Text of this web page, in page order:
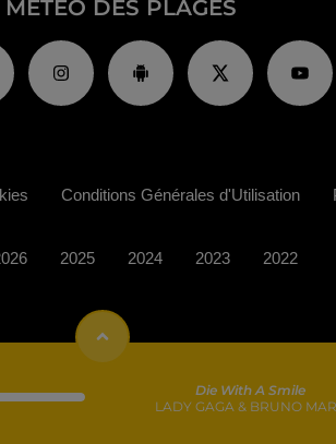
MÉTÉO DES PLAGES
Die With A Smile
LADY GAGA & BRUNO
Conditions Générales d'Utilisation
2025 2024 2023 2022